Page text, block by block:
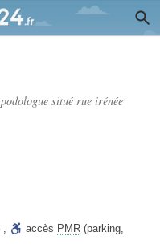
situé rue irénée
, accès PMR (parking,